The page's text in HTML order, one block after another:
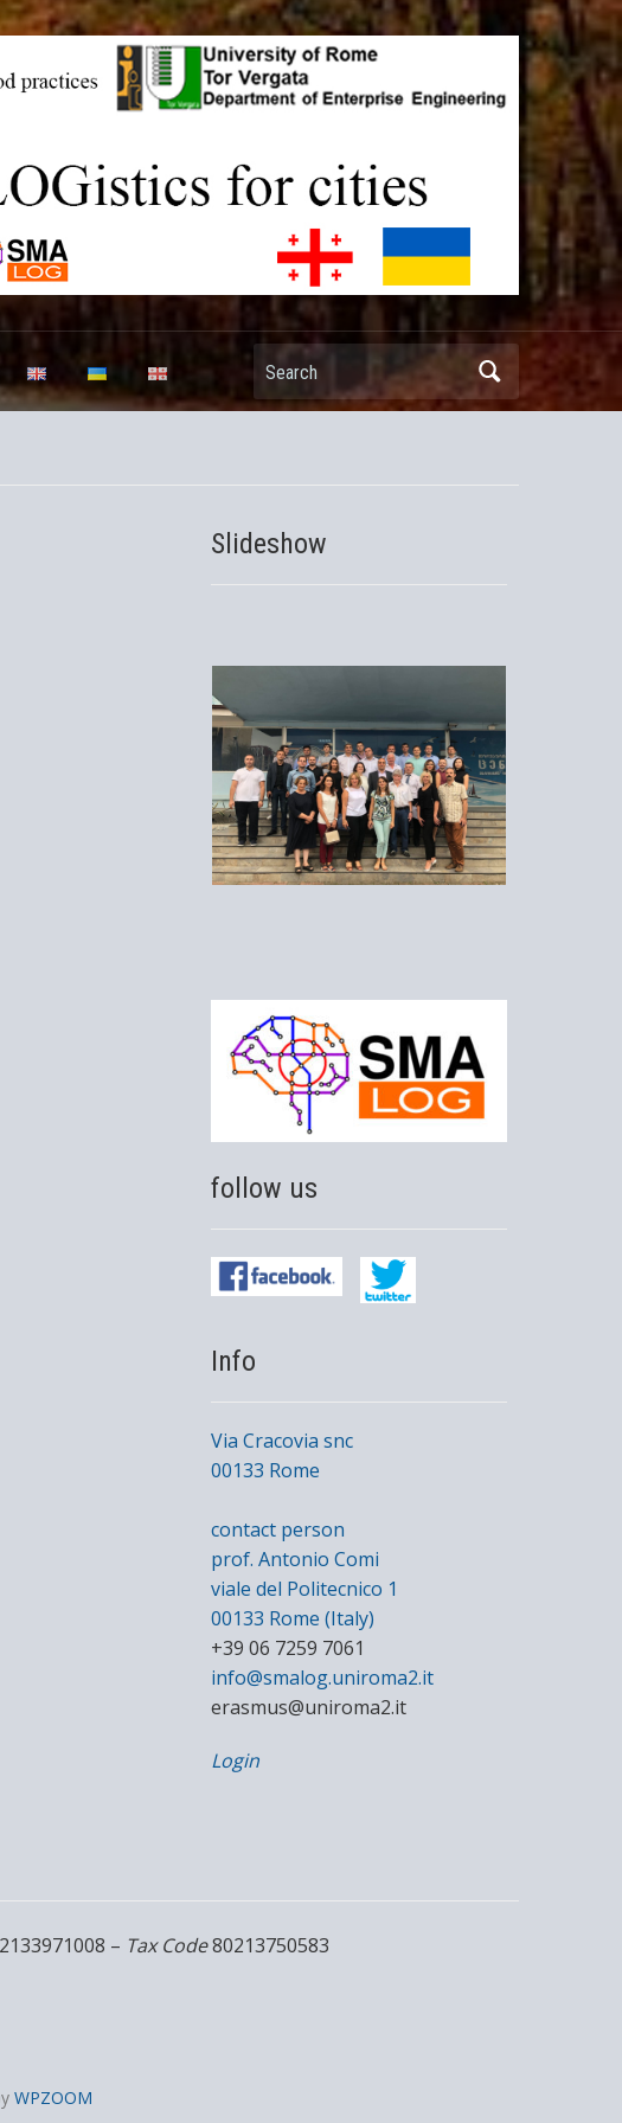
Education – Joint Projects
Search
Slideshow
follow us
Info
Via Cracovia snc
00133 Rome
contact person
prof. Antonio Comi
viale del Politecnico 1
00133 Rome (Italy)
+39 06 7259 7061
info@smalog.uniroma2.it
erasmus@uniroma2.it
Login
– Tax Code80213750583
WPZOOM